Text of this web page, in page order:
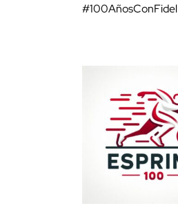
#100AñosConFidel